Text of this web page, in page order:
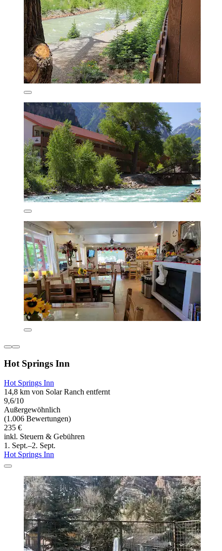
Hot Springs Inn
Hot Springs Inn
14,8 km von Solar Ranch entfernt
9,6/10
Außergewöhnlich
(1.006 Bewertungen)
235 €
inkl. Steuern & Gebühren
1. Sept.–2. Sept.
Hot Springs Inn